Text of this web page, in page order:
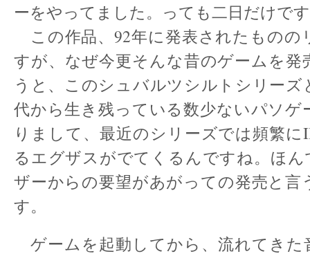
ーをやってました。っても二日だけで
この作品、92年に発表されたものの
すが、なぜ今更そんな昔のゲームを発
うと、このシュバルツシルトシリーズ
代から生き残っている数少ないパソゲ
りまして、最近のシリーズでは頻繁
るエグザスがでてくるんですね。ほん
ザーからの要望があがっての発売と言
す。
ゲームを起動してから、流れてきた